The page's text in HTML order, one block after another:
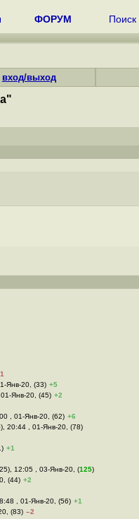
ФОРУМ Поиск
вход/выход
Янв-20, (33) +5
Янв-20, (45) +2
, 01-Янв-20, (62) +6
20:44 , 01-Янв-20, (78)
+1
12:05 , 03-Янв-20, (125)
(44) +2
, 01-Янв-20, (56) +1
(83) –2